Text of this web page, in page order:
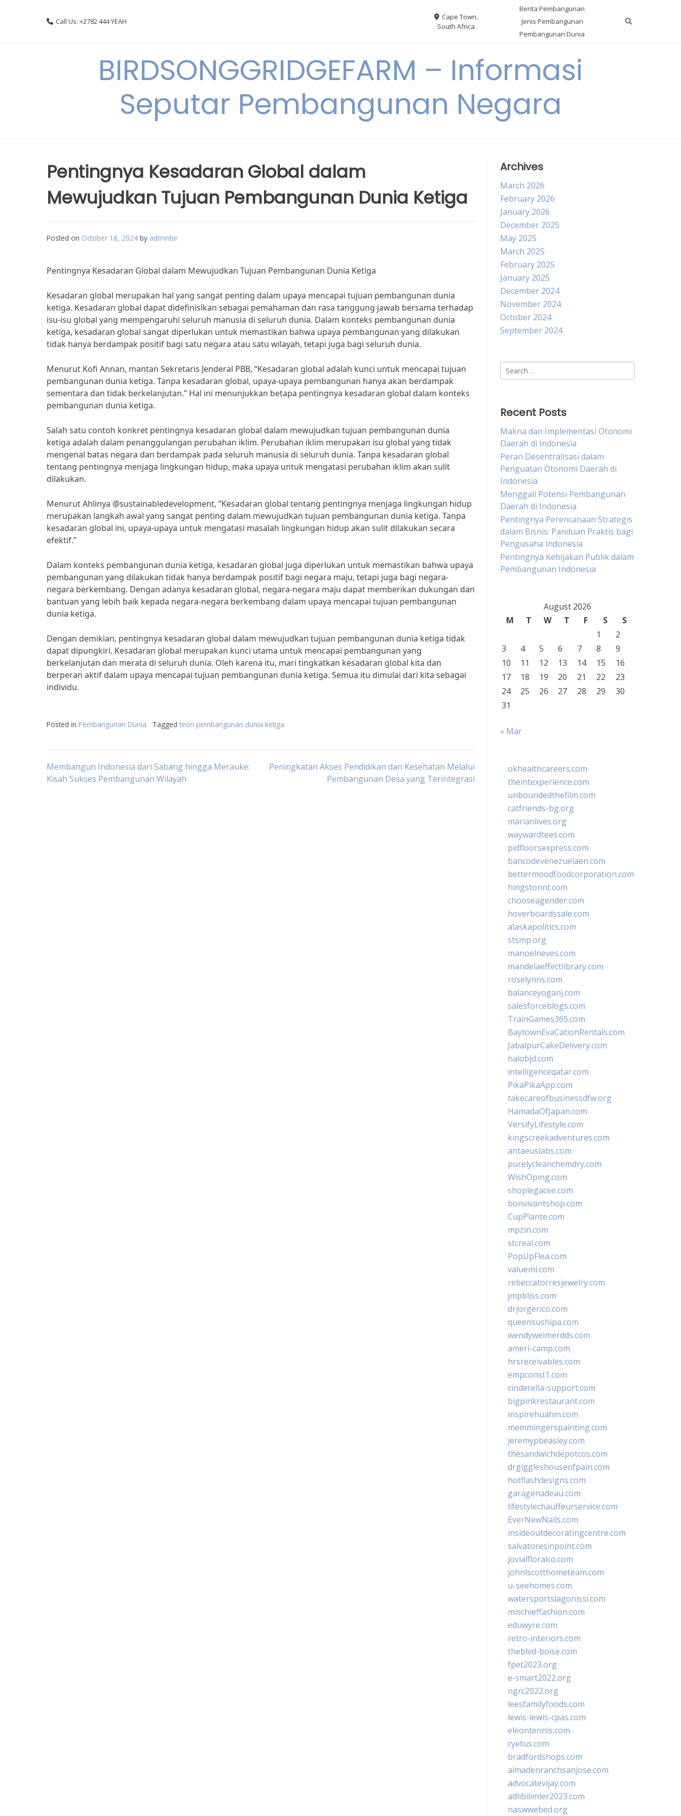
Call Us: +2782 444 YEAH
Cape Town,
South Africa
Berita Pembangunan
Jenis Pembangunan
Pembangunan Dunia
BIRDSONGGRIDGEFARM – Informasi
Seputar Pembangunan Negara
Pentingnya Kesadaran Global dalam
Mewujudkan Tujuan Pembangunan Dunia Ketiga
Posted on October 18, 2024 by adminbir
Pentingnya Kesadaran Global dalam Mewujudkan Tujuan Pembangunan Dunia Ketiga
Kesadaran global merupakan hal yang sangat penting dalam upaya mencapai tujuan pembangunan dunia
ketiga. Kesadaran global dapat didefinisikan sebagai pemahaman dan rasa tanggung jawab bersama terhadap
isu-isu global yang mempengaruhi seluruh manusia di seluruh dunia. Dalam konteks pembangunan dunia
ketiga, kesadaran global sangat diperlukan untuk memastikan bahwa upaya pembangunan yang dilakukan
tidak hanya berdampak positif bagi satu negara atau satu wilayah, tetapi juga bagi seluruh dunia.
Menurut Kofi Annan, mantan Sekretaris Jenderal PBB, “Kesadaran global adalah kunci untuk mencapai tujuan
pembangunan dunia ketiga. Tanpa kesadaran global, upaya-upaya pembangunan hanya akan berdampak
sementara dan tidak berkelanjutan.” Hal ini menunjukkan betapa pentingnya kesadaran global dalam konteks
pembangunan dunia ketiga.
Salah satu contoh konkret pentingnya kesadaran global dalam mewujudkan tujuan pembangunan dunia
ketiga adalah dalam penanggulangan perubahan iklim. Perubahan iklim merupakan isu global yang tidak
mengenal batas negara dan berdampak pada seluruh manusia di seluruh dunia. Tanpa kesadaran global
tentang pentingnya menjaga lingkungan hidup, maka upaya untuk mengatasi perubahan iklim akan sulit
dilakukan.
Menurut Ahlinya @sustainabledevelopment, “Kesadaran global tentang pentingnya menjaga lingkungan hidup
merupakan langkah awal yang sangat penting dalam mewujudkan tujuan pembangunan dunia ketiga. Tanpa
kesadaran global ini, upaya-upaya untuk mengatasi masalah lingkungan hidup akan sulit dilakukan secara
efektif.”
Dalam konteks pembangunan dunia ketiga, kesadaran global juga diperlukan untuk memastikan bahwa upaya
pembangunan yang dilakukan tidak hanya berdampak positif bagi negara maju, tetapi juga bagi negara-
negara berkembang. Dengan adanya kesadaran global, negara-negara maju dapat memberikan dukungan dan
bantuan yang lebih baik kepada negara-negara berkembang dalam upaya mencapai tujuan pembangunan
dunia ketiga.
Dengan demikian, pentingnya kesadaran global dalam mewujudkan tujuan pembangunan dunia ketiga tidak
dapat dipungkiri. Kesadaran global merupakan kunci utama untuk mencapai pembangunan yang
berkelanjutan dan merata di seluruh dunia. Oleh karena itu, mari tingkatkan kesadaran global kita dan
berperan aktif dalam upaya mencapai tujuan pembangunan dunia ketiga. Semua itu dimulai dari kita sebagai
individu.
Posted in Pembangunan Dunia Tagged teori pembangunan dunia ketiga
Post
Membangun Indonesia dari Sabang hingga Merauke:
Kisah Sukses Pembangunan Wilayah
Peningkatan Akses Pendidikan dan Kesehatan Melalui
Pembangunan Desa yang Terintegrasi
Archives
March 2026
February 2026
January 2026
December 2025
May 2025
March 2025
February 2025
January 2025
December 2024
November 2024
October 2024
September 2024
Search
for:
Recent Posts
Makna dan Implementasi Otonomi
Daerah di Indonesia
Peran Desentralisasi dalam
Penguatan Otonomi Daerah di
Indonesia
Menggali Potensi Pembangunan
Daerah di Indonesia
Pentingnya Perencanaan Strategis
dalam Bisnis: Panduan Praktis bagi
Pengusaha Indonesia
Pentingnya Kebijakan Publik dalam
Pembangunan Indonesia
August 2026
M
T W T F S
S
1
2
3
4 5 6 7 8
9
10
11 12 13 14 15
16
17
18 19 20 21 22
23
24
25 26 27 28 29
30
31
« Mar
okhealthcareers.com
theintexperience.com
unboundedthefilm.com
catfriends-bg.org
marianlives.org
waywardtees.com
pidfloorsexpress.com
bancodevenezuelaen.com
bettermoodfoodcorporation.com
hingstonnt.com
chooseagender.com
hoverboardssale.com
alaskapolitics.com
stsmp.org
manoelneves.com
mandelaeffectlibrary.com
roselynns.com
balanceyoganj.com
salesforceblogs.com
TrainGames365.com
BaytownEvaCationRentals.com
JabalpurCakeDelivery.com
halobjd.com
intelligenceqatar.com
PikaPikaApp.com
takecareofbusinessdfw.org
HamadaOfJapan.com
VersifyLifestyle.com
kingscreekadventures.com
antaeuslabs.com
purelycleanchemdry.com
WishOping.com
shoplegacee.com
bonvivantshop.com
CupPlante.com
mpzin.com
stcreal.com
PopUpFlea.com
valueml.com
rebeccatorresjewelry.com
jmpbliss.com
drjorgerico.com
queensushipa.com
wendyweimerdds.com
ameri-camp.com
hrsreceivables.com
empconst1.com
cinderella-support.com
bigpinkrestaurant.com
inspirehuahin.com
memmingerspainting.com
jeremypbeasley.com
thesandwichdepotcos.com
drgiggleshouseofpain.com
hotflashdesigns.com
garagenadeau.com
lifestylechauffeurservice.com
EverNewNails.com
insideoutdecoratingcentre.com
salvatoresinpoint.com
jovialfloralco.com
johnlscotthometeam.com
u-seehomes.com
watersportslagonissi.com
mischieffashion.com
eduwyre.com
retro-interiors.com
theblvd-boise.com
fpet2023.org
e-smart2022.org
ngrc2022.org
leesfamilyfoods.com
lewis-lewis-cpas.com
eleontennis.com
cyetus.com
bradfordshops.com
almadenranchsanjose.com
advocatevijay.com
adlibilimler2023.com
naswwebed.org